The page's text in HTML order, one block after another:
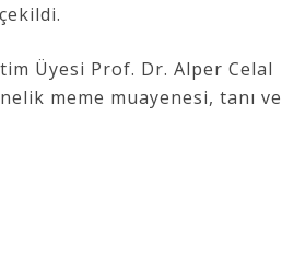
Üyesi Prof. Dr. Alper Celal
meme muayenesi, tanı ve